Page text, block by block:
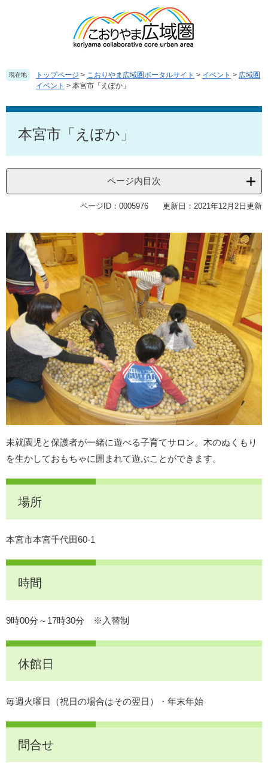
頭
。
飛
て
現在地 トップページ > こおりやま広域圏ポータルサイト > イベント > 広域圏
イベント > 本宮市「えぽか」
本
本宮市「えぽか」
ページ内目次
ページID：0005976 更新日：2021年12月2日更新
未就園児と保護者が一緒に遊べる子育てサロン。木のぬくもり
を生かしておもちゃに囲まれて遊ぶことができます。
場所
本宮市本宮千代田60-1
時間
9時00分～17時30分 ※入替制
休館日
毎週火曜日（祝日の場合はその翌日）・年末年始
問合せ